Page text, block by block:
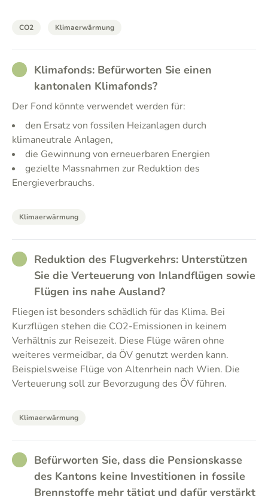
CO2 Klimaerwärmung
RATHER_GOOD
Klimafonds: Befürworten Sie einen
kantonalen Klimafonds?
Der Fond könnte verwendet werden für:
den Ersatz von fossilen Heizanlagen durch
klimaneutrale Anlagen,
die Gewinnung von erneuerbaren Energien
gezielte Massnahmen zur Reduktion des
Energieverbrauchs.
Klimaerwärmung
RATHER_GOOD
Reduktion des Flugverkehrs: Unterstützen
Sie die Verteuerung von Inlandflügen sowie
Flügen ins nahe Ausland?
Fliegen ist besonders schädlich für das Klima. Bei
Kurzflügen stehen die CO2-Emissionen in keinem
Verhältnis zur Reisezeit. Diese Flüge wären ohne
weiteres vermeidbar, da ÖV genutzt werden kann.
Beispielsweise Flüge von Altenrhein nach Wien. Die
Verteuerung soll zur Bevorzugung des ÖV führen.
Klimaerwärmung
RATHER_GOOD
Befürworten Sie, dass die Pensionskasse
des Kantons keine Investitionen in fossile
Brennstoffe mehr tätigt und dafür verstärkt